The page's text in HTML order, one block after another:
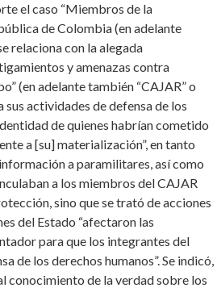
el caso “Miembros de la
de Colombia (en adelante
relaciona con la alegada
y amenazas contra
(en adelante también “CAJAR” o
sus actividades de defensa de los
de quienes habrían cometido
a [su] materialización”, en tanto
a paramilitares, así como
a los miembros del CAJAR
sino que se trató de acciones
del Estado “afectaron las
para que los integrantes del
de los derechos humanos”. Se indicó,
conocimiento de la verdad sobre los